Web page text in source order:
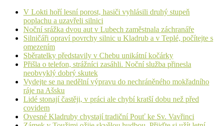
V Lokti hoří lesní porost, hasiči vyhlásili druhý stupeň
poplachu a uzavřeli silnici
Noční srážka dvou aut v Lubech zaměstnala záchranáře
Silničáři opraví povrchy silnic u Kladrub a v Teplé, počítejte s
omezením
Sběratelky představily v Chebu unikátní kočárky
Přišla o telefon, strážníci zasáhli. Noční služba přinesla
neobvyklý dobrý skutek
Vydejte se na nedělní výpravu do nechráněného mokřadního
ráje na Ašsku
Lidé stonají častěji, v práci ale chybí kratší dobu než před
covidem
Ovesné Kladruby chystají tradiční Pouť ke Sv. Vavřinci